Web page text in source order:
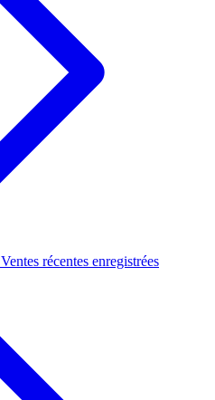
Ventes récentes enregistrées